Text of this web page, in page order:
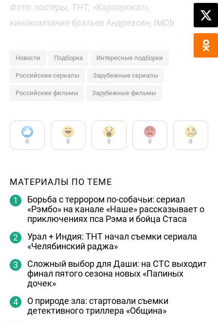
Фото: постеры, ТНТ, «Каропрокат»,
кинокомпания братьев Андреасян, IMDb
Новости Подборка Интересные подборки
Российские сериалы Зарубежные сериалы
Российские фильмы Зарубежные фильмы
0 0 0 0 0
МАТЕРИАЛЫ ПО ТЕМЕ
Борьба с террором по-собачьи: сериал
«Рэмбо» на канале «Наше» рассказывает о
приключениях пса Рэма и бойца Стаса
Урал + Индия: ТНТ начал съемки сериала
«Челябинский раджа»
Сложный выбор для Даши: на СТС выходит
финал пятого сезона новых «Папиных
дочек»
О природе зла: стартовали съемки
детективного триллера «Община»